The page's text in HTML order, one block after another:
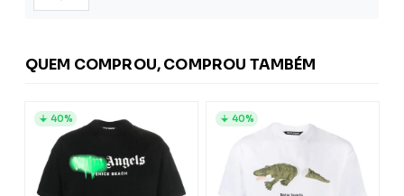
QUEM COMPROU, COMPROU TAMBÉM
40% 40%